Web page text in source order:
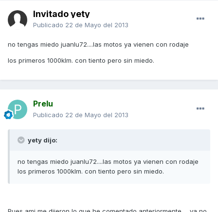
Invitado yety
Publicado 22 de Mayo del 2013
no tengas miedo juanlu72....las motos ya vienen con rodaje
los primeros 1000klm. con tiento pero sin miedo.
Prelu
Publicado 22 de Mayo del 2013
yety dijo:
no tengas miedo juanlu72....las motos ya vienen con rodaje
los primeros 1000klm. con tiento pero sin miedo.